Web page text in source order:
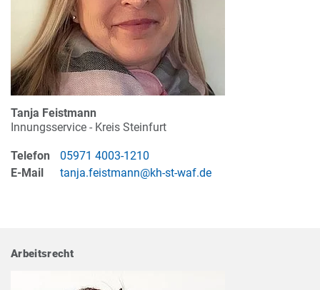
Tanja Feistmann
Innungsservice - Kreis Steinfurt
Telefon
05971 4003-1210
E-Mail
tanja.feistmann@kh-st-waf.de
Arbeitsrecht